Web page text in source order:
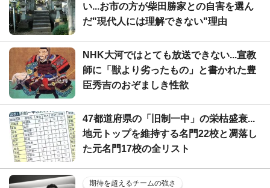
い...お市の方が柴田勝家との自害を選ん
だ"現代人には理解できない"理由
NHK大河ではとても放送できない...宣教
師に「獣より劣ったもの」と書かれた豊
臣秀吉のおぞましき性欲
47都道府県の「旧制一中」の栄枯盛衰...
地元トップを維持する名門22校と凋落し
た元名門17校の全リスト
期待を超えるチームの強さ